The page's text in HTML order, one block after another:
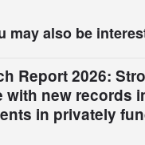
may also be
Report 2026:
with new records
in privately